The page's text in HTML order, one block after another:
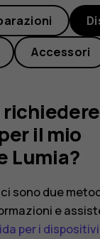
Accessori
richiedere
il mio
Lumia?
sono due
e
per i